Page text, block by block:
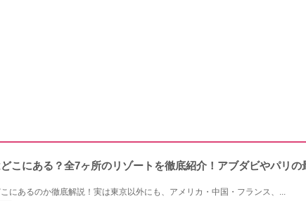
こにある？全7ヶ所のリゾートを徹底紹介！アブダビやパリの
にあるのか徹底解説！実は東京以外にも、アメリカ・中国・フランス、...